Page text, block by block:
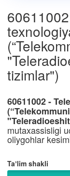
tizimlar")
60611002 -
mutaxassisligi
oliygohlar
Taʼlim shakli